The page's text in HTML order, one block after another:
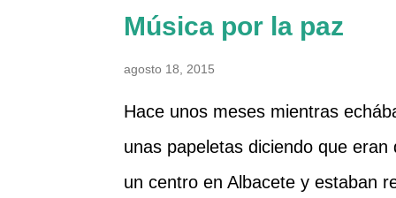
manual en pdf y he visto que
agua sanitaria, asi que me he
he desconectado de la corriente,
agua a la caldera, que es el
color azul). También he abierto
cual no salía nada ya que había
Música por la paz
agosto 18, 2015
Hace unos meses mientras
unas papeletas diciendo que
un centro en Albacete y estaban